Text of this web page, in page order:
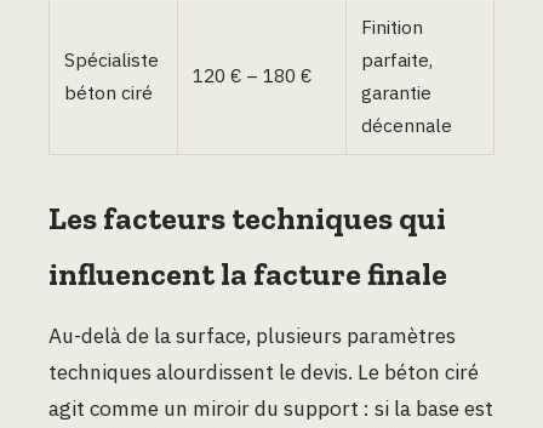
Spécialiste
béton ciré
120 € – 180 €
Finition
parfaite,
garantie
décennale
Les facteurs techniques qui
influencent la facture finale
Au-delà de la surface, plusieurs paramètres
techniques alourdissent le devis. Le béton ciré
agit comme un miroir du support : si la base est